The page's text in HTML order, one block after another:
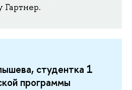
студентка 1
программы